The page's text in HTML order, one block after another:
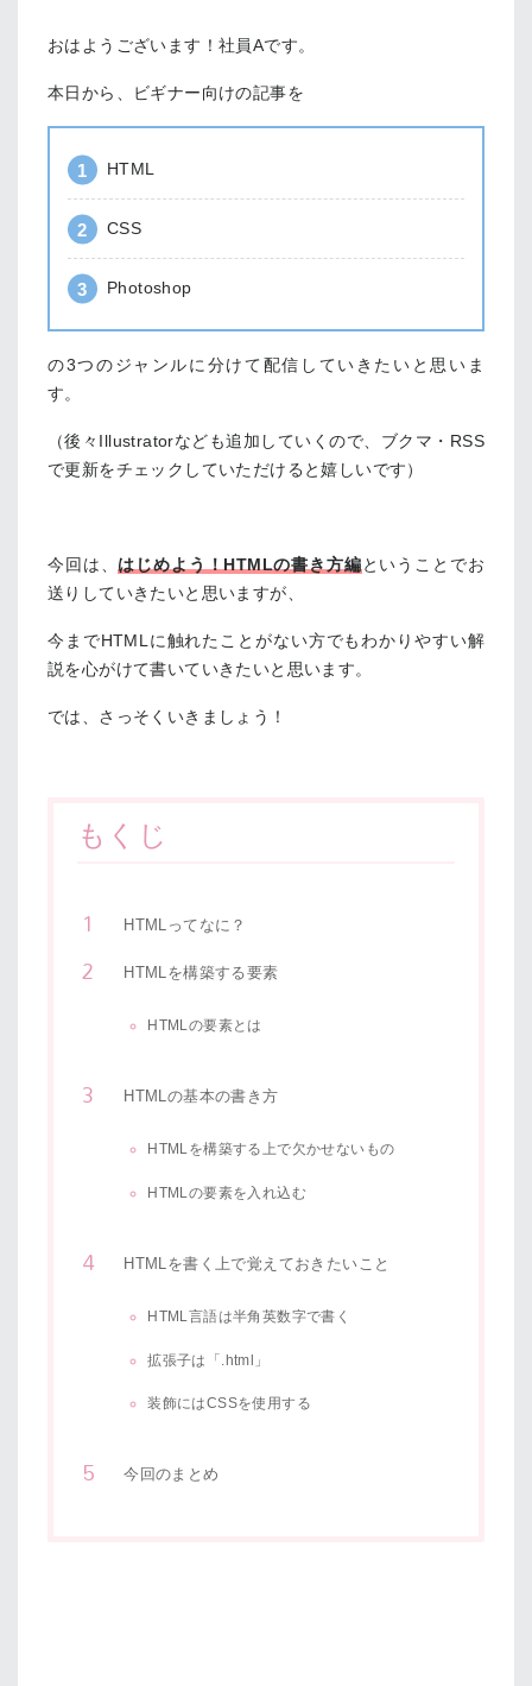
おはようございます！社員Aです。
本日から、ビギナー向けの記事を
HTML
CSS
Photoshop
の3つのジャンルに分けて配信していきたいと思いま
す。
（後々Illustratorなども追加していくので、ブクマ・RSS
で更新をチェックしていただけると嬉しいです）
今回は、はじめよう！HTMLの書き方編ということでお
送りしていきたいと思いますが、
今までHTMLに触れたことがない方でもわかりやすい解
説を心がけて書いていきたいと思います。
では、さっそくいきましょう！
もくじ
HTMLってなに？
HTMLを構築する要素
HTMLの要素とは
HTMLの基本の書き方
HTMLを構築する上で欠かせないもの
HTMLの要素を入れ込む
HTMLを書く上で覚えておきたいこと
HTML言語は半角英数字で書く
拡張子は「.html」
装飾にはCSSを使用する
今回のまとめ